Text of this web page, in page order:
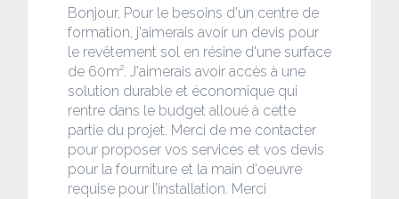
Bonjour, Pour le besoins d'un centre de
formation, j'aimerais avoir un devis pour
le revêtement sol en résine d'une surface
de 60m². J'aimerais avoir accès à une
solution durable et économique qui
rentre dans le budget alloué à cette
partie du projet. Merci de me contacter
pour proposer vos services et vos devis
pour la fourniture et la main d'oeuvre
requise pour l’installation. Merci